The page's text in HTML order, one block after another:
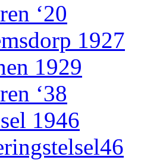
‘20
1927
1929
‘38
1946